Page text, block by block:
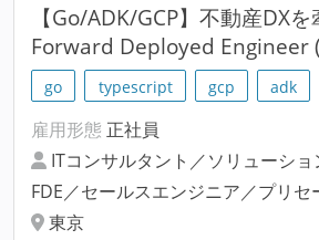
【Go/ADK/GCP】不動産DX
Forward Deployed Engineer
go typescript gcp adk
雇用形態 正社員
ITコンサルタント／ソリューシ
FDE／セールスエンジニア／プリセ
東京